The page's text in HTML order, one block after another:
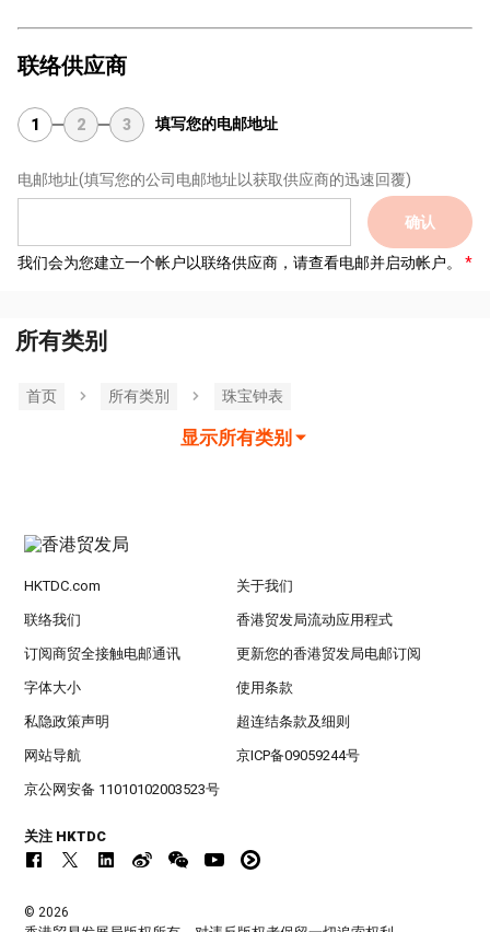
联络供应商
1 2 3 填写您的电邮地址
电邮地址(填写您的公司电邮地址以获取供应商的迅速回覆)
确认
我们会为您建立一个帐户以联络供应商，请查看电邮并启动帐户。
所有类别
首页 所有类別 珠宝钟表
显示所有类别
HKTDC.com 关于我们
联络我们 香港贸发局流动应用程式
订阅商贸全接触电邮通讯 更新您的香港贸发局电邮订阅
字体大小 使用条款
私隐政策声明 超连结条款及细则
网站导航 京ICP备09059244号
京公网安备 11010102003523号
关注 HKTDC
© 2026